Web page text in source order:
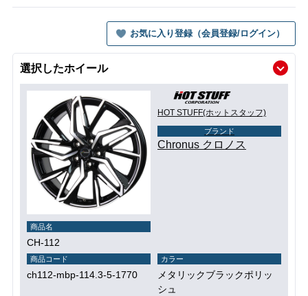
お気に入り登録（会員登録/ログイン）
選択したホイール
HOT STUFF(ホットスタッフ)
ブランド
Chronus クロノス
商品名
CH-112
商品コード
ch112-mbp-114.3-5-1770
カラー
メタリックブラックポリッ
シュ